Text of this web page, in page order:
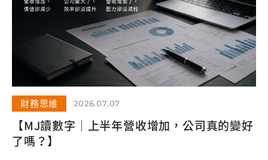
財務思維 2026.07.07
【MJ讀數字｜上半年營收增加，公司真的變好
了嗎？】